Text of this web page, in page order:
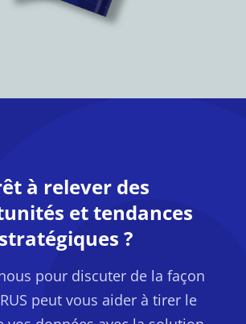
à relever des
et tendances
stratégiques ?
pour discuter de la façon
peut vous aider à tirer le